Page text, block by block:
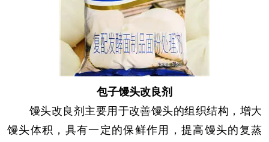
包子馒头改良剂
馒头改良剂主要用于改善馒头的组织结构，增大
馒头体积，具有一定的保鲜作用，提高馒头的复蒸